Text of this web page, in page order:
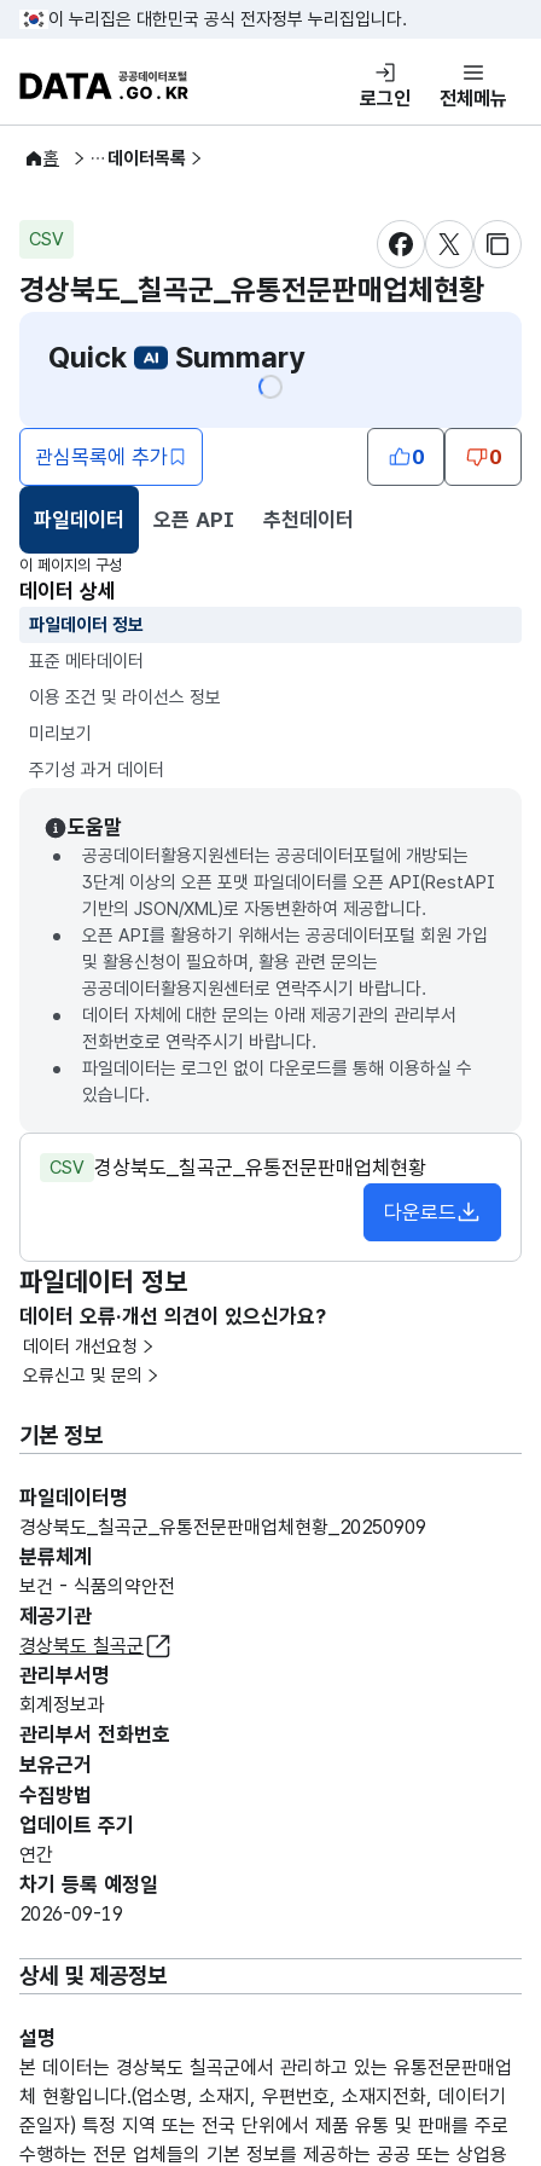
콘텐츠 바로가기
푸터 바로가기
이 누리집은 대한민국 공식 전자정부 누리집입니다.
DATA.GO.KR 공공데이터포털
로그인 전체메뉴
홈
공공데이터 데이터목록
CSV
새창 열림새창 열림
새창
경상북도_칠곡군_유통전문판매업체현황
Quick
Summary
관심목록에 추가 0 0
파일데이터
선택됨
오픈 API 추천데이터
이 페이지의 구성
데이터 상세
파일데이터 정보
표준 메타데이터
이용 조건 및 라이선스 정보
미리보기
주기성 과거 데이터
도움말
공공데이터활용지원센터는 공공데이터포털에 개방되는
3단계 이상의 오픈 포맷 파일데이터를 오픈 API(RestAPI
기반의 JSON/XML)로 자동변환하여 제공합니다.
오픈 API를 활용하기 위해서는 공공데이터포털 회원 가입
및 활용신청이 필요하며, 활용 관련 문의는
공공데이터활용지원센터로 연락주시기 바랍니다.
데이터 자체에 대한 문의는 아래 제공기관의 관리부서
전화번호로 연락주시기 바랍니다.
파일데이터는 로그인 없이 다운로드를 통해 이용하실 수
있습니다.
CSV 경상북도_칠곡군_유통전문판매업체현황
다운로드
파일데이터 정보
데이터 오류·개선 의견이 있으신가요?
데이터 개선요청
오류신고 및 문의
기본 정보
파일데이터명
경상북도_칠곡군_유통전문판매업체현황_20250909
분류체계
보건 - 식품의약안전
제공기관
경상북도 칠곡군
관리부서명
회계정보과
관리부서 전화번호
보유근거
수집방법
업데이트 주기
연간
차기 등록 예정일
2026-09-19
상세 및 제공정보
설명
본 데이터는 경상북도 칠곡군에서 관리하고 있는 유통전문판매업
체 현황입니다.(업소명, 소재지, 우편번호, 소재지전화, 데이터기
준일자) 특정 지역 또는 전국 단위에서 제품 유통 및 판매를 주로
수행하는 전문 업체들의 기본 정보를 제공하는 공공 또는 상업용